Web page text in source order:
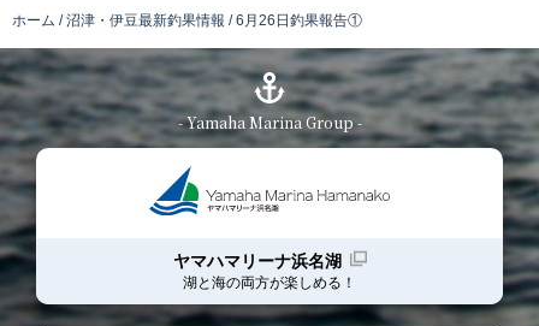
ホーム 沼津・伊豆最新釣果情報 6月26日釣果報告①
- Yamaha Marina Group -
ヤマハマリーナ浜名湖
湖と海の両方が楽しめる！